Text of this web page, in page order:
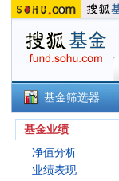
基金筛选器
基金业绩
净值分析
业绩表现